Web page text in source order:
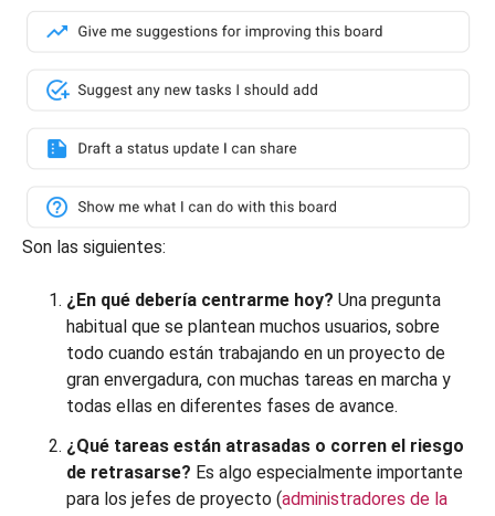
Son las siguientes:
¿En qué debería centrarme hoy? Una pregunta
habitual que se plantean muchos usuarios, sobre
todo cuando están trabajando en un proyecto de
gran envergadura, con muchas tareas en marcha y
todas ellas en diferentes fases de avance.
¿Qué tareas están atrasadas o corren el riesgo
de retrasarse? Es algo especialmente importante
para los jefes de proyecto (administradores de la